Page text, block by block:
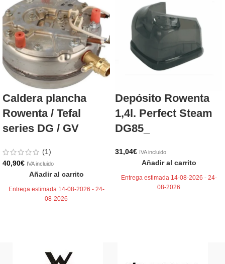
Caldera plancha
Rowenta / Tefal
series DG / GV
(1)
40,90€ IVA incluido
Añadir al carrito
Entrega estimada 14-08-2026 - 24-
08-2026
Depósito Rowenta
1,4l. Perfect Steam
DG85_
31,04€ IVA incluido
Añadir al carrito
Entrega estimada 14-08-2026 - 24-
08-2026